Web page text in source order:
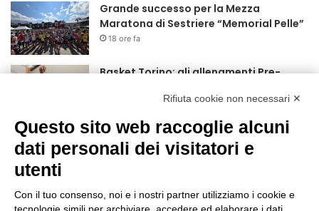
Grande successo per la Mezza
Maratona di Sestriere “Memorial Pelle”
18 ore fa
Basket Torino: gli allenamenti Pre-
75 anni di INFN. La comunità, la storia, il
futuro della ricerca in fisica
Rifiuta cookie non necessari ✕
Questo sito web raccoglie alcuni
dati personali dei visitatori e
utenti
Con il tuo consenso, noi e i nostri partner utilizziamo i cookie e